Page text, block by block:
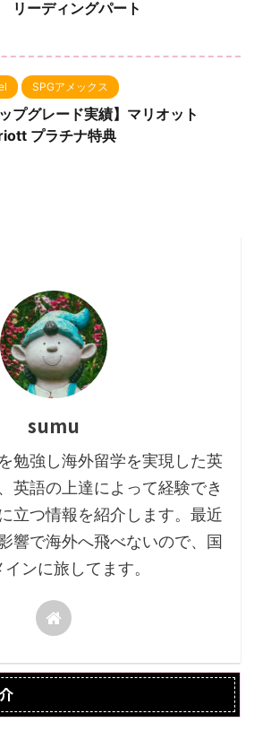
リーディングパート
SPGアメックス
ップグレード実績】マリオット
プラチナ特典
sumu
勉強し海外留学を実現した英
英語の上達によって経験でき
立つ情報を紹介します。最近
響で海外へ飛べないので、国
ンに旅してます。